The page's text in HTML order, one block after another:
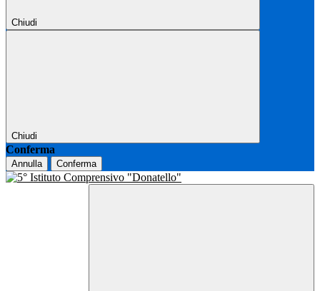
Chiudi
Chiudi
Conferma
Annulla Conferma